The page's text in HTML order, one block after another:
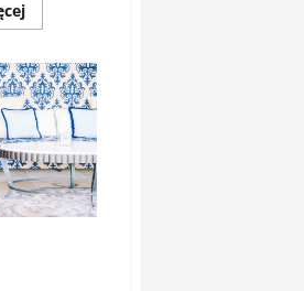
Dowiedz
się
Nowoczesne
rozwiązania
IT
w
erze
Przemysłu
4.